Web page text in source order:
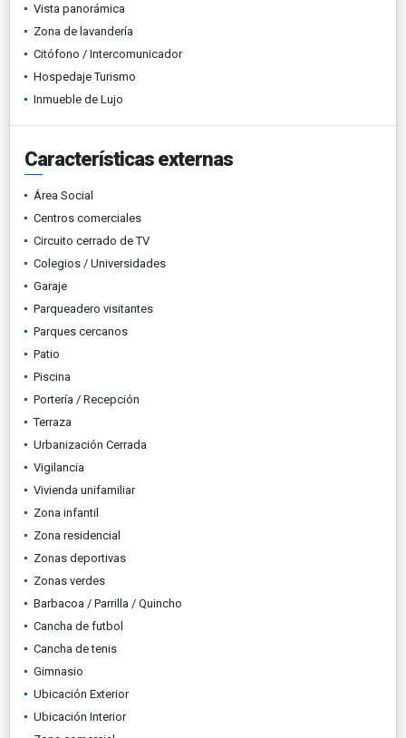
Vista panorámica
Zona de lavandería
Citófono / Intercomunicador
Hospedaje Turismo
Inmueble de Lujo
Características externas
Área Social
Centros comerciales
Circuito cerrado de TV
Colegios / Universidades
Garaje
Parqueadero visitantes
Parques cercanos
Patio
Piscina
Portería / Recepción
Terraza
Urbanización Cerrada
Vigilancia
Vivienda unifamiliar
Zona infantil
Zona residencial
Zonas deportivas
Zonas verdes
Barbacoa / Parrilla / Quincho
Cancha de futbol
Cancha de tenis
Gimnasio
Ubicación Exterior
Ubicación Interior